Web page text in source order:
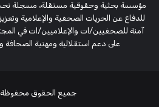
للدفاع عن الحريات الصحفية والإعلامية
آمنة للصحفيين/ات والإعلاميين/ات في
على دعم استقلالية ومهنية الصحافة
جميع الحقوق محفوظة